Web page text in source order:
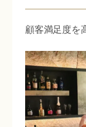
顧客満足度を